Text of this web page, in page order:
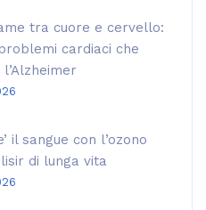
tra cuore e cervello:
cardiaci che
il sangue con l’ozono
di lunga vita